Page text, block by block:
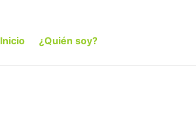
Inicio ¿Quién soy?